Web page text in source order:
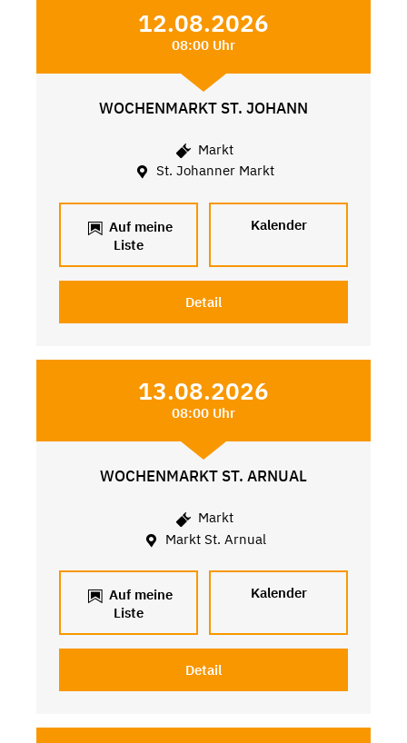
12.08.2026
08:00 Uhr
WOCHENMARKT ST. JOHANN
Markt
St. Johanner Markt
Auf meine
Liste
Kalender
Detail
13.08.2026
08:00 Uhr
WOCHENMARKT ST. ARNUAL
Markt
Markt St. Arnual
Auf meine
Liste
Kalender
Detail